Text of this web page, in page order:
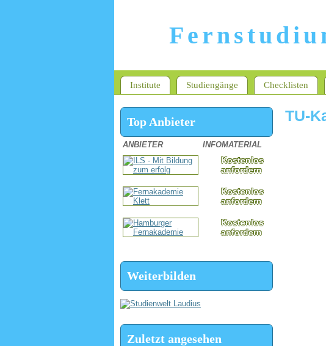
Institute Studiengänge Checklisten
TU-
Top Anbieter
ANBIETER INFOMATERIAL
Kostenlos
anfordern
Kostenlos
anfordern
Kostenlos
anfordern
Weiterbilden
Zuletzt angesehen